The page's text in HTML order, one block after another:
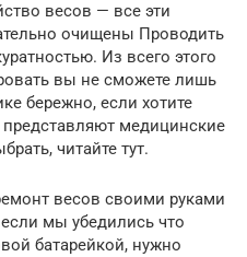
весов — все эти
очищены Проводить
Из всего этого
вы не сможете лишь
бережно, если хотите
медицинские
читайте тут.
весов своими руками
мы убедились что
батарейкой, нужно